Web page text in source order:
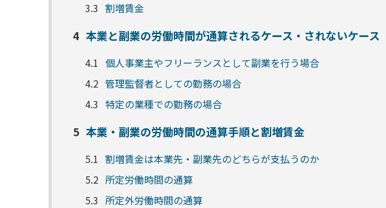
3.3 割増賃金
4 本業と副業の労働時間が通算されるケース・されないケース
4.1 個人事業主やフリーランスとして副業を行う場合
4.2 管理監督者としての勤務の場合
4.3 特定の業種での勤務の場合
5 本業・副業の労働時間の通算手順と割増賃金
5.1 割増賃金は本業先・副業先のどちらが支払うのか
5.2 所定労働時間の通算
5.3 所定外労働時間の通算